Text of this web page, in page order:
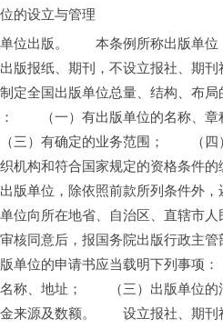
的设立与管理
出版。　　本条例所称出版单位
版报纸、期刊，不设立报社、期
定全国出版单位总量、结构、布局
　　（一）有出版单位的名称、
三）有确定的业务范围；　　（四
机构和符合国家规定的资格条件的
版单位，除依照前款所列条件外
位向所在地省、自治区、直辖市
核同意后，报国务院出版行政主管
单位的申请书应当载明下列事项
称、地址；　　（三）出版单位
源及数额。　　设立报社、期刊